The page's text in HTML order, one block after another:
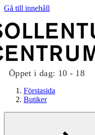
Gå till innehåll
Öppet i dag: 10 - 18
Förstasida
Butiker